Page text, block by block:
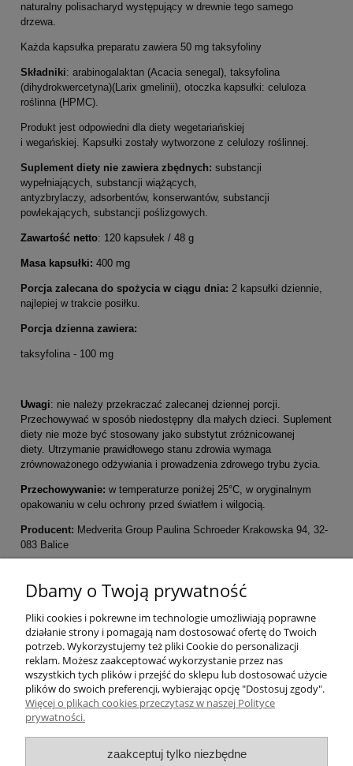
naturalny polisacharyd występujący w drewnie tego samego
drzewa.
Każda kapsułka preparatu zawiera 50 mg taksyfoliny
Składniki: arabinogalaktan (Acacia senegal), taksyfolina
(dihydrokwercetyna)(Larix gmelinii), otoczka kapsułki: celuloza
roślinna (HPMC).
Produkt jest odpowiedni dla diety wegetariańskiej
i wegańskiej. Kapsułki zostały wytworzone z celulozy roślinnej.
Suplement diety nie zawiera zbędnych: substancji
wypełniających, substancji wiążących,
antyzbrylaczy, adsorbentów, konserwantów, substancji
powlekających, substancji poślizgowych.
Zawartość netto: 120 kapsułek / 48 g
Masa kapsułki: 400 mg
Porcja zalecana do spożycia w ciągu dnia: 2 kapsułki dziennie,
najlepiej w trakcie posiłku.
Porcja dzienna zawiera:
taksyfolina - 100 mg
Uwagi: nie należy przekraczać zalecanej dziennej porcji.
Przechowywać w sposób niedostępny dla małych dzieci. Suplement
diety nie może być stosowany jako substytut zróżnicowanej
diety. Utrzymanie prawidłowego stanu zdrowia wymaga
zrównoważonego odżywiania i prowadzenia zdrowego trybu życia.
Przechowywanie: w temperaturze poniżej 25°C, w oryginalnym
opakowaniu w celu ochrony przed światłem i wilgocią.
Producent: Medverita Group Paulina Schroeder Krakowska 94, 32-
083 Balice
Moje konto
Płatności i dostawa
Informacje
O nas
Dbamy o Twoją prywatność
Pliki cookies i pokrewne im technologie umożliwiają poprawne
działanie strony i pomagają nam dostosować ofertę do Twoich
potrzeb. Wykorzystujemy też pliki Cookie do personalizacji
reklam. Możesz zaakceptować wykorzystanie przez nas
wszystkich tych plików i przejść do sklepu lub dostosować użycie
plików do swoich preferencji, wybierając opcję "Dostosuj zgody".
Więcej o plikach cookies przeczytasz w naszej Polityce
prywatności.
zaakceptuj tylko niezbędne